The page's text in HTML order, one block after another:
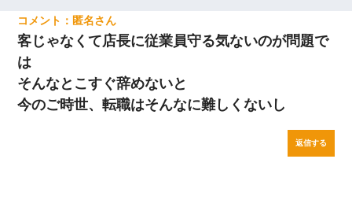
匿名
客じゃなくて店長に従業員守る気ないのが問題で
は
そんなとこすぐ辞めないと
今のご時世、転職はそんなに難しくないし
返信する